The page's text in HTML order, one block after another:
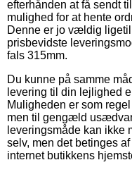
efterhånden at få sendt
mulighed for at hente
Denne er jo vældig
prisbevidste
fals 315mm.
Du kunne på samme
levering til din lejlighed
Muligheden er som
men til gengæld
leveringsmåde kan ikke
selv, men det betinges
internet butikkens